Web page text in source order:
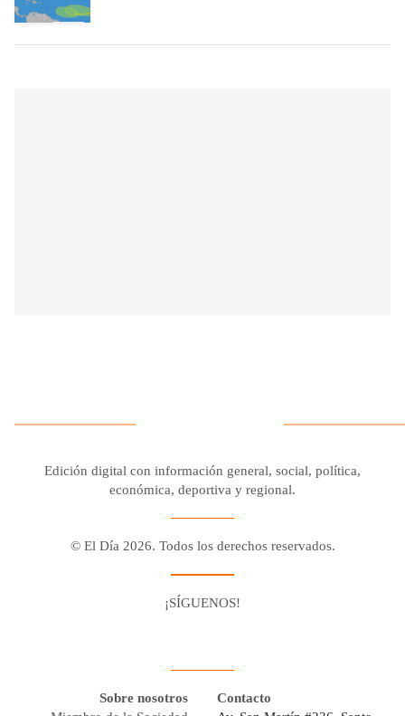
Edición digital con información general, social, política,
económica, deportiva y regional.
© El Día 2026. Todos los derechos reservados.
¡SÍGUENOS!
Sobre nosotros
Contacto